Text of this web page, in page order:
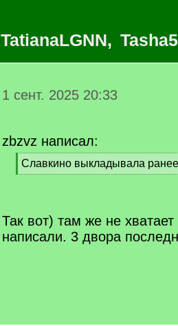
TatianaLGNN,
1 сент. 2025 20:33
zbzvz написал:
[
q
Славкино выкладывала
[
Так вот) там же не
написали. 3 двора